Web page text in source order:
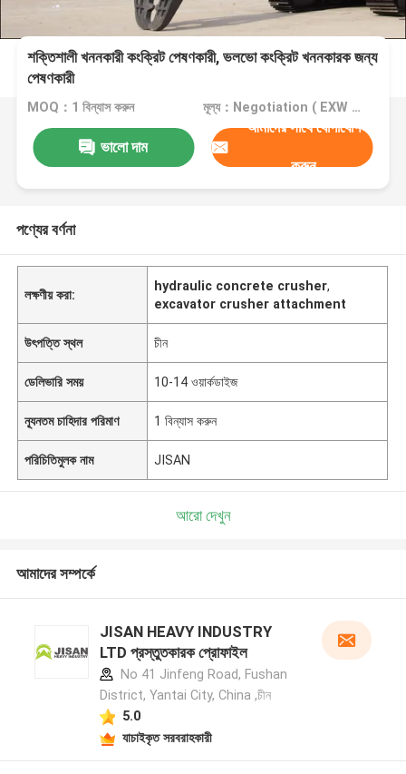
শক্তিশালী খননকারী কংক্রিট পেষণকারী, ভলভো কংক্রিট খননকারক জন্য
পেষণকারী
MOQ：1 বিন্যাস করুন মূল্য：Negotiation ( EXW , FOB or CIF price )
ভালো দাম
আমাদের সাথে যোগাযোগ
করুন
পণ্যের বর্ণনা
লক্ষণীয় করা:
hydraulic concrete crusher,
excavator crusher attachment
উৎপত্তি স্থল চীন
ডেলিভারি সময় 10-14 ওয়ার্কডাইজ
ন্যূনতম চাহিদার পরিমাণ 1 বিন্যাস করুন
পরিচিতিমুলক নাম JISAN
আরো দেখুন
আমাদের সম্পর্কে
JISAN HEAVY INDUSTRY
LTD প্রস্তুতকারক প্রোফাইল
No 41 Jinfeng Road, Fushan
District, Yantai City, China ,চীন
5.0
যাচাইকৃত সরবরাহকারী